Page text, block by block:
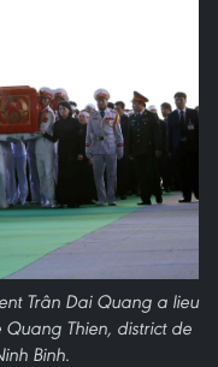
Trân Dai Quang a lieu
Thien, district de
Binh.